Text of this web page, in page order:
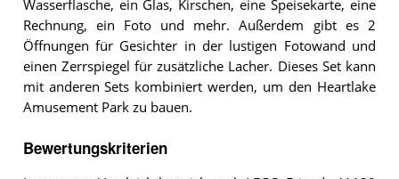
Wasserflasche, ein Glas, Kirschen, eine Speisekarte, eine
Rechnung, ein Foto und mehr. Außerdem gibt es 2
Öffnungen für Gesichter in der lustigen Fotowand und
einen Zerrspiegel für zusätzliche Lacher. Dieses Set kann
mit anderen Sets kombiniert werden, um den Heartlake
Amusement Park zu bauen.
Bewertungskriterien